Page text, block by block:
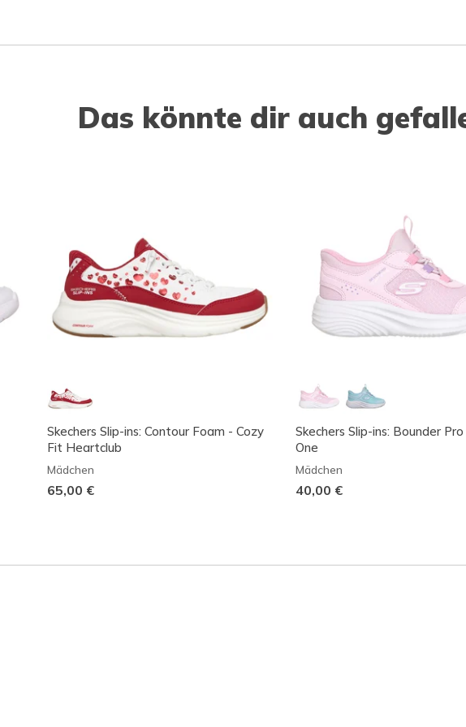
Das könnte dir auch
Skechers Slip-ins: Contour Foam - Cozy
Fit Heartclub
Mädchen
65,00 €
Skechers Slip-ins: Bounder
One
Mädchen
40,00 €